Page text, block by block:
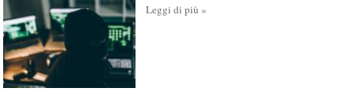
Leggi di più »